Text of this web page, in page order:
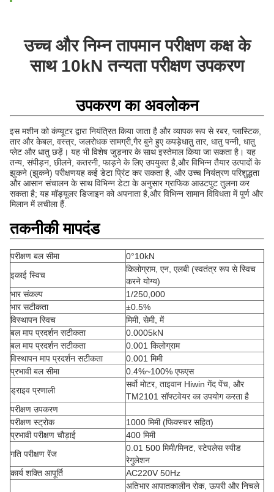
उच्च और निम्न तापमान परीक्षण कक्ष के
साथ 10kN तन्यता परीक्षण उपकरण
उपकरण का अवलोकन
इस मशीन को कंप्यूटर द्वारा नियंत्रित किया जाता है और व्यापक रूप से रबर, प्लास्टिक,
तार और केबल, वस्त्र, जलरोधक सामग्री,गैर बुने हुए कपड़ेधातु तार, धातु पन्नी, धातु
प्लेट और धातु छड़ें। यह भी विशेष जुड़नार के साथ इस्तेमाल किया जा सकता है। यह
तन्य, संपीड़न, छीलने, कतरनी, फाड़ने के लिए उपयुक्त है,और विभिन्न तैयार उत्पादों के
झुकने (झुकने) परीक्षणयह कई डेटा प्रिंट कर सकता है, और उच्च नियंत्रण परिशुद्धता
और आसान संचालन के साथ विभिन्न डेटा के अनुसार ग्राफिक आउटपुट तुलना कर
सकता है; यह मॉड्यूलर डिजाइन को अपनाता है,और विभिन्न सामान विविधता में पूर्ण और
मिलान में लचीला हैं.
तकनीकी मापदंड
परीक्षण बल सीमा
0°10kN
इकाई स्विच
किलोग्राम, एन, एलबी (स्वतंत्र रूप से स्विच
करने योग्य)
भार संकल्प
1/250,000
भार सटीकता
±0.5%
विस्थापन स्विच
मिमी, सेमी, में
बल माप प्रदर्शन सटीकता
0.0005kN
बल माप प्रदर्शन सटीकता
0.001 किलोग्राम
विस्थापन माप प्रदर्शन सटीकता
0.001 मिमी
प्रभावी बल सीमा
0.4%~100% एफएस
ड्राइव प्रणाली
सर्वो मोटर, ताइवान Hiwin गेंद पेंच, और
TM2101 सॉफ्टवेयर का उपयोग करता है
परीक्षण उपकरण
परीक्षण स्ट्रोक
1000 मिमी (फिक्स्चर सहित)
प्रभावी परीक्षण चौड़ाई
400 मिमी
गति परीक्षण रेंज
0.01 500 मिमी/मिनट, स्टेपलेस स्पीड
रेगुलेशन
कार्य शक्ति आपूर्ति
AC220V 50Hz
अतिभार आपातकालीन रोक, ऊपरी और निचले